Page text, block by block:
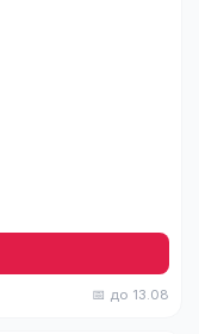
📅 до 13.08